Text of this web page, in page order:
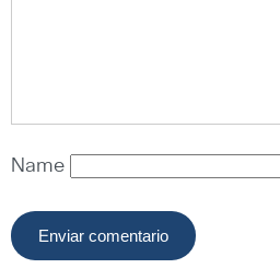
Name